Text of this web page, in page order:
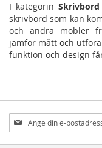
I kategorinSkrivbord
skrivbord som kan
och andra möbler
jämför mått och
funktion och design
Prenumerera
på
nyhetsbrev: